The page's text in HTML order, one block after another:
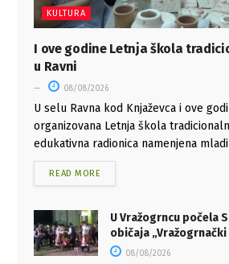
KULTURA
I ove godine Letnja škola
u Ravni
08/08/2026
U selu Ravna kod Knjaževca i ove
organizovana Letnja škola
edukativna radionica namenjena
READ MORE
U Vražogrncu počela
običaja
08/08/2026